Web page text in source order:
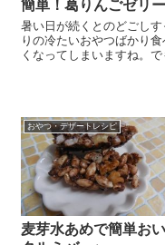
簡単！葛りんごゼリ
暑い日が続くとのどごしす
りの冷たいおやつばかり食
くなってしまいますね。で
てみました😉 鍋にりんごジュー
ス 300c...
おやつ・デザートレシピ
麦芽水あめで簡単お